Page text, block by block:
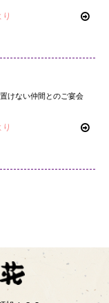
けない仲間とのご宴会